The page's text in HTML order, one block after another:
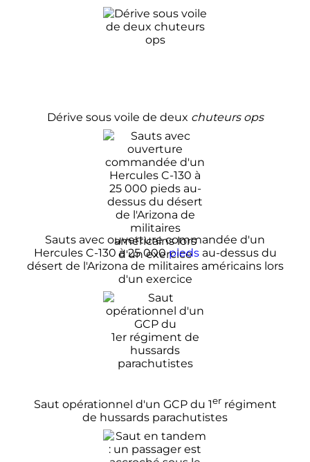
Dérive sous voile de deux chuteurs ops
Sauts avec ouverture commandée d'un
Hercules C-130 à25 000piedsau-dessus du
désert de l'Arizona de militaires américains lors
d'un exercice
Saut opérationnel d'un GCP du 1er régiment
de hussards parachutistes